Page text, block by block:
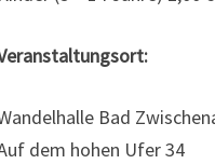
Bad
dem hohen Ufer 34